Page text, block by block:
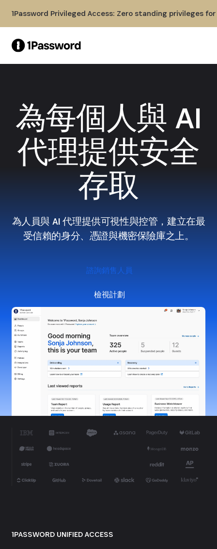
1Password Privileged Access: Zero standing privileges
為每個人與 AI
代理提供安全
存取
為人員與 AI 代理提供可視性與控管，建立在最
受信賴的身分、憑證與機密保險庫之上。
諮詢銷售人員
檢視計劃
1PASSWORD UNIFIED ACCESS